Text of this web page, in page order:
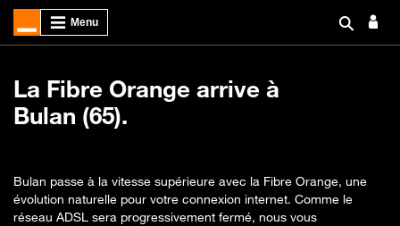
La Fibre Orange arrive à
Bulan (65).
Bulan passe à la vitesse supérieure avec la Fibre Orange, une
évolution naturelle pour votre connexion internet. Comme le
réseau ADSL sera progressivement fermé, nous vous